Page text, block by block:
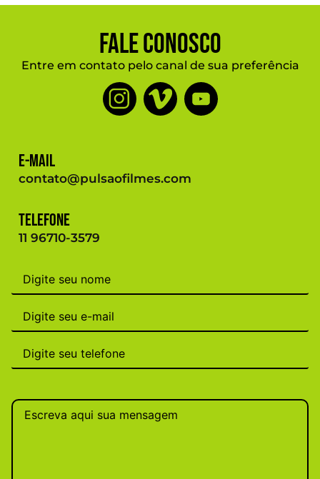
Fale Conosco
Entre em contato pelo canal de sua preferência
E-mail
contato@pulsaofilmes.com
Telefone
11 96710-3579